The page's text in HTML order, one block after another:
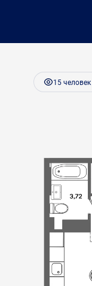
15 человек